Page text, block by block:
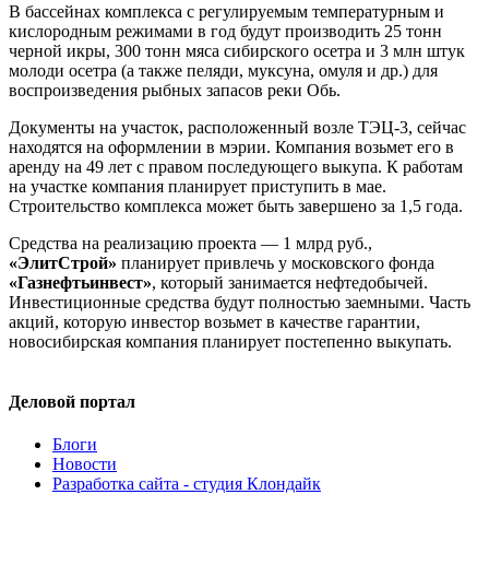
В бассейнах комплекса с регулируемым температурным и
кислородным режимами в год будут производить 25 тонн
черной икры, 300 тонн мяса сибирского осетра и 3 млн штук
молоди осетра (а также пеляди, муксуна, омуля и др.) для
воспроизведения рыбных запасов реки Обь.
Документы на участок, расположенный возле ТЭЦ-3, сейчас
находятся на оформлении в мэрии. Компания возьмет его в
аренду на 49 лет с правом последующего выкупа. К работам
на участке компания планирует приступить в мае.
Строительство комплекса может быть завершено за 1,5 года.
Средства на реализацию проекта — 1 млрд руб.,
«ЭлитСтрой» планирует привлечь у московского фонда
«Газнефтьинвест», который занимается нефтедобычей.
Инвестиционные средства будут полностью заемными. Часть
акций, которую инвестор возьмет в качестве гарантии,
новосибирская компания планирует постепенно выкупать.
Деловой портал
Блоги
Новости
Разработка сайта - студия Клондайк